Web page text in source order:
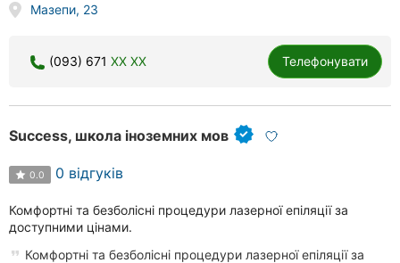
Мазепи, 23
(093) 671 XX XX Телефонувати
Success, школа іноземних мов
0.0 0 відгуків
Комфортні та безболісні процедури лазерної епіляції за
доступними цінами.
Комфортні та безболісні процедури лазерної епіляції за